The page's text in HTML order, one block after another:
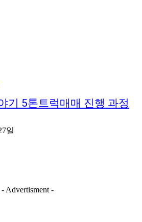
기 5톤트럭매매 진행 과정
일
- Advertisment -